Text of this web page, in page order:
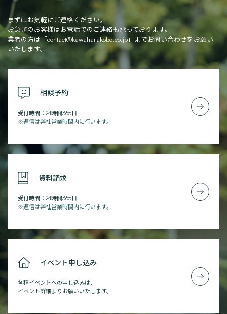
まずはお気軽にご連絡ください。
お急ぎのお客様はお電話でのご連絡も承っております。
業者の方は「contact@kawaharakobo.co.jp」までお問い合わせをお願い
いたします。
相談予約
受付時間：24時間365日
※返信は弊社営業時間内に行います。
資料請求
受付時間：24時間365日
※返信は弊社営業時間内に行います。
イベント申し込み
各種イベントへの申し込みは、
イベント詳細よりお願いいたします。